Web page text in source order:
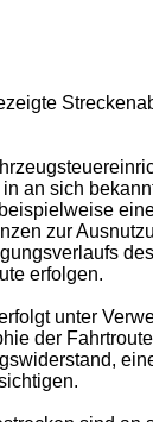
an sich
zur
erfolgen.
unter
der